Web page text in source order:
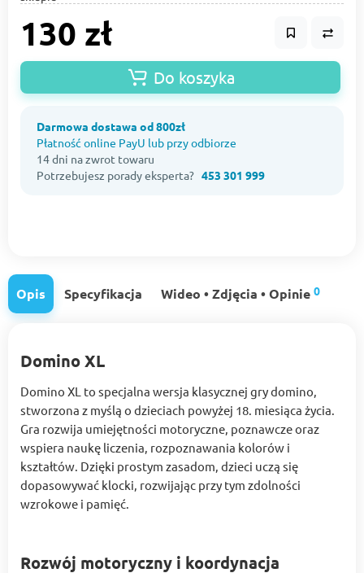
130 zł
Do koszyka
Darmowa dostawa od 800zł
Płatność online PayU lub przy odbiorze
14 dni na zwrot towaru
Potrzebujesz porady eksperta? 453 301 999
Opis Specyfikacja Wideo • Zdjęcia • Opinie 0
Domino XL
Domino XL to specjalna wersja klasycznej gry domino,
stworzona z myślą o dzieciach powyżej 18. miesiąca życia.
Gra rozwija umiejętności motoryczne, poznawcze oraz
wspiera naukę liczenia, rozpoznawania kolorów i
kształtów. Dzięki prostym zasadom, dzieci uczą się
dopasowywać klocki, rozwijając przy tym zdolności
wzrokowe i pamięć.
Rozwój motoryczny i koordynacja